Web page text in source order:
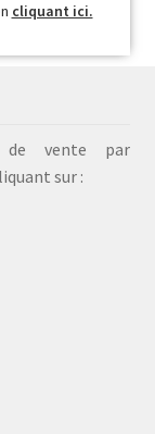
cliquant ici.
de vente par
sur :